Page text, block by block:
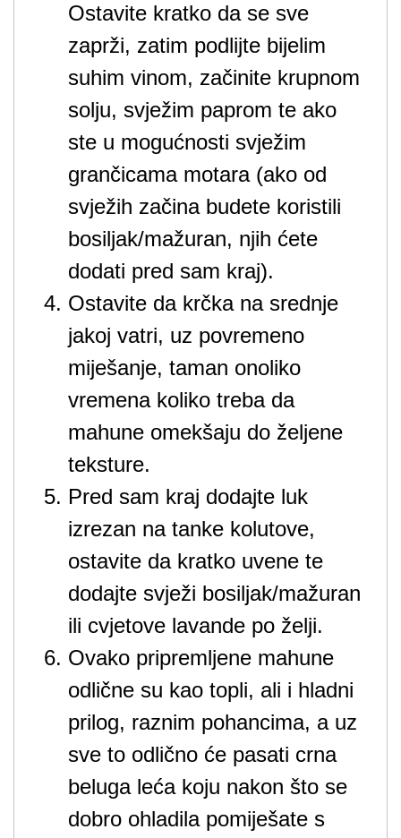
Ostavite kratko da se sve
zaprži, zatim podlijte bijelim
suhim vinom, začinite krupnom
solju, svježim paprom te ako
ste u mogućnosti svježim
grančicama motara (ako od
svježih začina budete koristili
bosiljak/mažuran, njih ćete
dodati pred sam kraj).
Ostavite da krčka na srednje
jakoj vatri, uz povremeno
miješanje, taman onoliko
vremena koliko treba da
mahune omekšaju do željene
teksture.
Pred sam kraj dodajte luk
izrezan na tanke kolutove,
ostavite da kratko uvene te
dodajte svježi bosiljak/mažuran
ili cvjetove lavande po želji.
Ovako pripremljene mahune
odlične su kao topli, ali i hladni
prilog, raznim pohancima, a uz
sve to odlično će pasati crna
beluga leća koju nakon što se
dobro ohladila pomiješate s